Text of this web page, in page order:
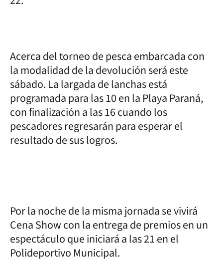
Acerca del torneo de pesca embarcada con
la modalidad de la devolución será este
sábado. La largada de lanchas está
programada para las 10 en la Playa Paraná,
con finalización a las 16 cuando los
pescadores regresarán para esperar el
resultado de sus logros.
Por la noche de la misma jornada se vivirá
Cena Show con la entrega de premios en un
espectáculo que iniciará a las 21 en el
Polideportivo Municipal.